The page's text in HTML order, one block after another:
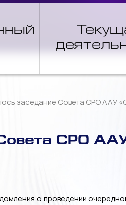
заседание Совета СРО ААУ
СРО
о проведении